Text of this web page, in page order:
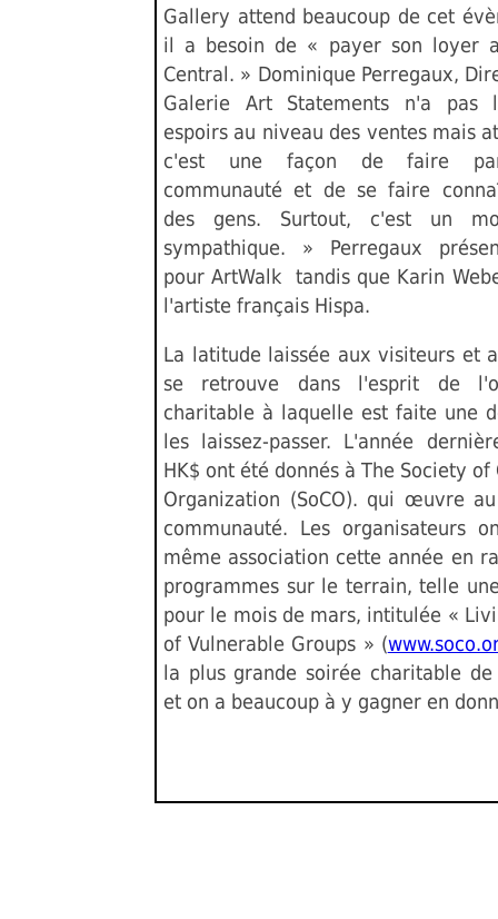
Gallery attend beaucoup de cet
il a besoin de « payer son loyer
Central. » Dominique Perregaux,
Galerie Art Statements n'a pas
espoirs au niveau des ventes mais
c'est une façon de faire
communauté et de se faire
des gens. Surtout, c'est un
sympathique. » Perregaux
pour ArtWalk tandis que Karin
l'artiste français Hispa.
La latitude laissée aux visiteurs et
se retrouve dans l'esprit de
charitable à laquelle est faite une
les laissez-passer. L'année
HK$ ont été donnés à The Society
Organization (SoCO). qui œuvre
communauté. Les organisateurs
même association cette année en
programmes sur le terrain, telle
pour le mois de mars, intitulée «
of Vulnerable Groups » (
la plus grande soirée charitable de
et on a beaucoup à y gagner en